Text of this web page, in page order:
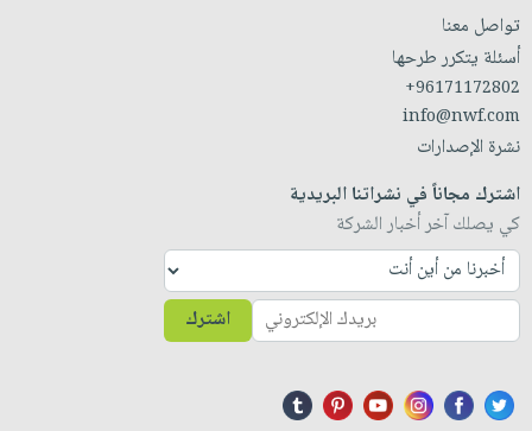
تواصل معنا
أسئلة يتكرر طرحها
+96171172802
info@nwf.com
نشرة الإصدارات
اشترك مجاناً في نشراتنا البريدية
كي يصلك آخر أخبار الشركة
اشترك